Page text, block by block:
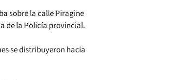
sobre la calle Piragine
de la Policía provincial.
se distribuyeron hacia